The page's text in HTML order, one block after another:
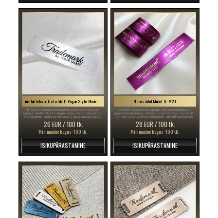
Trükitud tekstiilist etikett Vogue Style Mudel TL-M111
TL-M111 Satiinile trükitud tekstiilist silt hõbedase
kirjaga, mudel TL-111 Vogue Style, mis on ette nähtud
rõivaesemete, erinevate rõivaste ja aksessuaaride jaoks.
26 EUR / 100 tk.
Minimaalne kogus: 100 tk.
ISIKUPÄRASTAMINE
Nimesildid Mudel TL-M20
TL-M20 Pesu hooldusmärgis, mis on kohandatud
pesemissümbolitega, ja brändi nimi või logo, mudel TL-
20, mis sobib igale tekstiiltootele, eriti rõivaesemetele.
28 EUR / 100 tk.
Minimaalne kogus: 100 tk.
ISIKUPÄRASTAMINE